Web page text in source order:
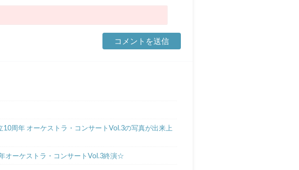
周年 オーケストラ・コンサートVol.3の写真が出来上
オーケストラ・コンサートVol.3終演☆